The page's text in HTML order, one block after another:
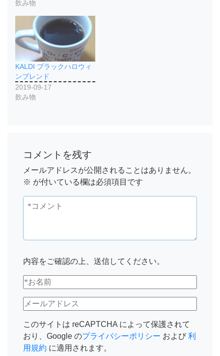
飲み物
KALDI ブラックハロウィ
ンブレンド
2019-09-17
飲み物
コメントを残す
メールアドレスが公開されることはありません。
※ が付いている欄は必須項目です
内容をご確認の上、送信してください。
このサイトは reCAPTCHA によって保護されて
おり、Google のプライバシーポリシー および 利
用規約 に適用されます。